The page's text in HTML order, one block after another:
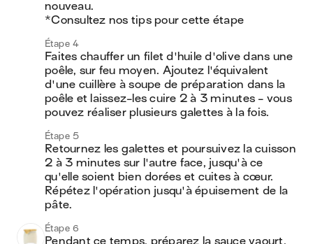
nouveau.
*Consultez nos tips pour cette étape
Étape 4
Faites chauffer un filet d'huile d'olive dans une
poêle, sur feu moyen. Ajoutez l'équivalent
d'une cuillère à soupe de préparation dans la
poêle et laissez-les cuire 2 à 3 minutes - vous
pouvez réaliser plusieurs galettes à la fois.
Étape 5
Retournez les galettes et poursuivez la cuisson
2 à 3 minutes sur l'autre face, jusqu'à ce
qu'elle soient bien dorées et cuites à cœur.
Répétez l'opération jusqu'à épuisement de la
pâte.
Étape 6
Pendant ce temps, préparez la sauce yaourt.